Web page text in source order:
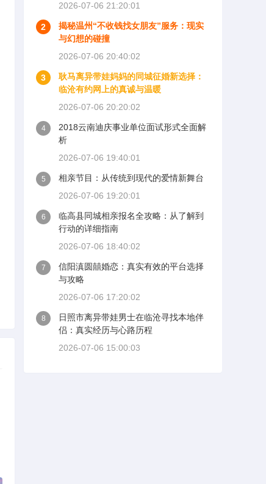
2026-07-06 21:20:01
2
揭秘温州“不收钱找女朋友”服务：现实
与幻想的碰撞
2026-07-06 20:40:02
3
耿马离异带娃妈妈的同城征婚新选择：
临沧有约网上的真诚与温暖
2026-07-06 20:20:02
4
2018云南迪庆事业单位面试形式全面解
析
2026-07-06 19:40:01
5
相亲节目：从传统到现代的爱情新舞台
2026-07-06 19:20:01
6
临高县同城相亲报名全攻略：从了解到
行动的详细指南
2026-07-06 18:40:02
7
信阳滇圆囍婚恋：真实有效的平台选择
与攻略
2026-07-06 17:20:02
8
日照市离异带娃男士在临沧寻找本地伴
侣：真实经历与心路历程
2026-07-06 15:00:03